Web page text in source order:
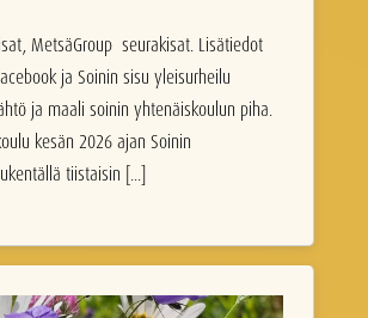
MetsäGroup seurakisat. Lisätiedot
ja Soinin sisu yleisurheilu
ja maali soinin yhtenäiskoulun piha.
kesän 2026 ajan Soinin
tiistaisin [...]